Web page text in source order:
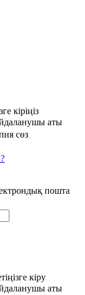
кіріңіз
аты
сөз
пошта
кіру
аты